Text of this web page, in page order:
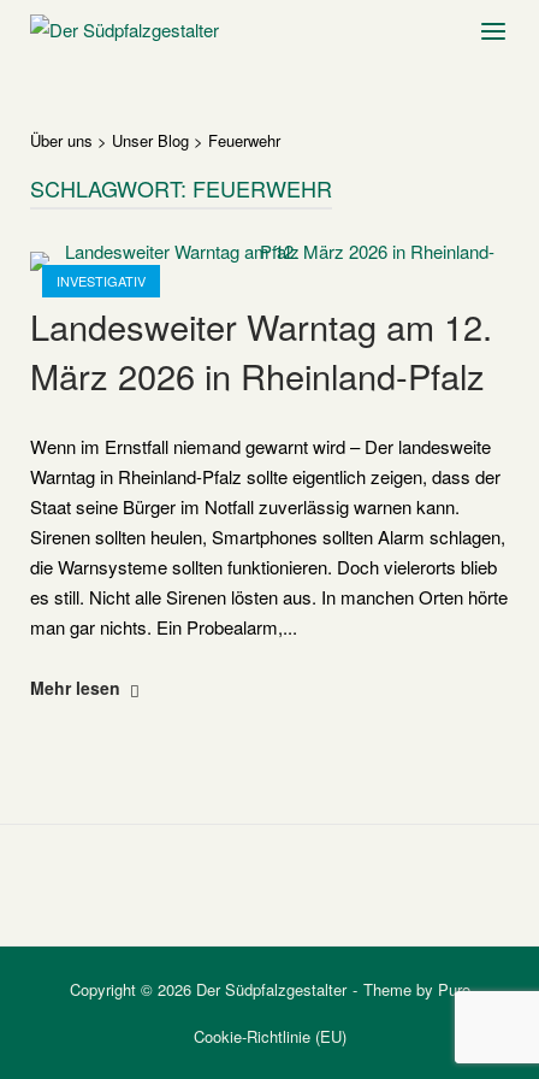
SkipHome Menu
Über uns > Unser Blog > Feuerwehr
SCHLAGWORT: FEUERWEHR
INVESTIGATIV
Open post
Landesweiter Warntag am 12.
März 2026 in Rheinland-Pfalz
Wenn im Ernstfall niemand gewarnt wird – Der landesweite
Warntag in Rheinland-Pfalz sollte eigentlich zeigen, dass der
Staat seine Bürger im Notfall zuverlässig warnen kann.
Sirenen sollten heulen, Smartphones sollten Alarm schlagen,
die Warnsysteme sollten funktionieren. Doch vielerorts blieb
es still. Nicht alle Sirenen lösten aus. In manchen Orten hörte
man gar nichts. Ein Probealarm,...
"Landesweiter
Mehr lesen
Copyright © 2026 Der Südpfalzgestalter Theme by Puro
Cookie-Richtlinie (EU)